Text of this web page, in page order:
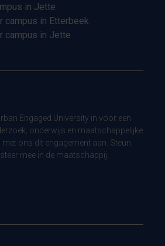
in Jette
campus in Etterbeek
campus in Jette
Engaged University in voor een
onderwijs en maatschappelijke
ons dit engagement aan. Steun
mee in de maatschappij.